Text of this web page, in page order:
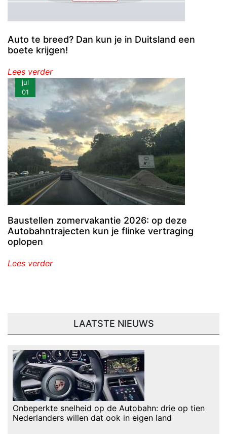
Auto te breed? Dan kun je in Duitsland een
boete krijgen!
Lees verder
Baustellen zomervakantie 2026: op deze
Autobahntrajecten kun je flinke vertraging
oplopen
Lees verder
jul
01
LAATSTE NIEUWS
Onbeperkte snelheid op de Autobahn: drie op tien
Nederlanders willen dat ook in eigen land